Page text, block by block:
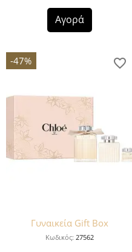
Αγορά
-47%
Γυναικεία Gift Box
Κωδικός: 27562